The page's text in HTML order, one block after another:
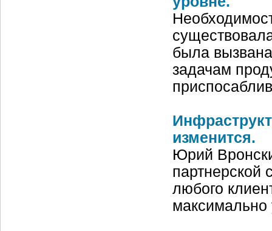
была
задачам
изменится.
Юрий
партнерской
любого